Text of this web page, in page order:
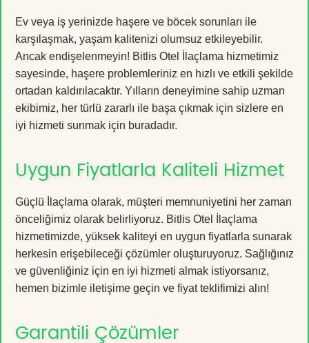
Ev veya iş yerinizde haşere ve böcek sorunları ile
karşılaşmak, yaşam kalitenizi olumsuz etkileyebilir.
Ancak endişelenmeyin! Bitlis Otel İlaçlama hizmetimiz
sayesinde, haşere problemleriniz en hızlı ve etkili şekilde
ortadan kaldırılacaktır. Yılların deneyimine sahip uzman
ekibimiz, her türlü zararlı ile başa çıkmak için sizlere en
iyi hizmeti sunmak için buradadır.
Uygun Fiyatlarla Kaliteli Hizmet
Güçlü İlaçlama olarak, müşteri memnuniyetini her zaman
önceliğimiz olarak belirliyoruz. Bitlis Otel İlaçlama
hizmetimizde, yüksek kaliteyi en uygun fiyatlarla sunarak
herkesin erişebileceği çözümler oluşturuyoruz. Sağlığınız
ve güvenliğiniz için en iyi hizmeti almak istiyorsanız,
hemen bizimle iletişime geçin ve fiyat teklifimizi alın!
Garantili Çözümler